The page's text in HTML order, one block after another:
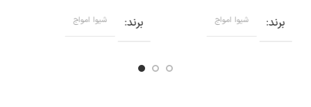
برند شیوا امواج برند شیوا امواج